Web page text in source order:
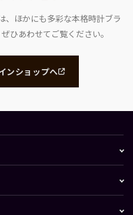
、ほかにも多彩な本格時計ブラ
ぜひあわせてご覧ください。
ンショップへ